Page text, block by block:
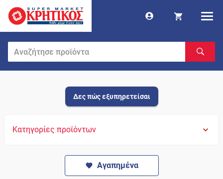
Δες πώς εξυπηρετείσαι
Κατηγορίες προϊόντων
Αγαπημένα